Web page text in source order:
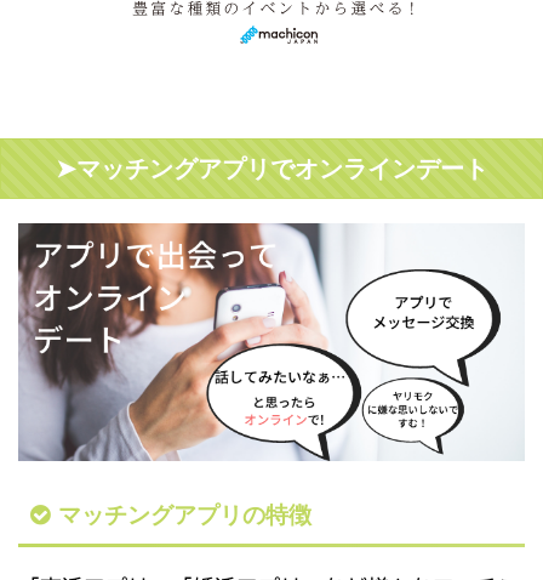
➤マッチングアプリでオンラインデート
マッチングアプリの特徴